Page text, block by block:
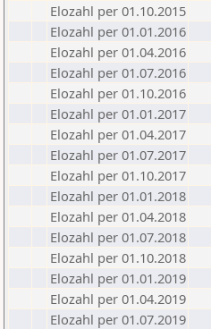
Elozahl per 01.10.2015
Elozahl per 01.01.2016
Elozahl per 01.04.2016
Elozahl per 01.07.2016
Elozahl per 01.10.2016
Elozahl per 01.01.2017
Elozahl per 01.04.2017
Elozahl per 01.07.2017
Elozahl per 01.10.2017
Elozahl per 01.01.2018
Elozahl per 01.04.2018
Elozahl per 01.07.2018
Elozahl per 01.10.2018
Elozahl per 01.01.2019
Elozahl per 01.04.2019
Elozahl per 01.07.2019